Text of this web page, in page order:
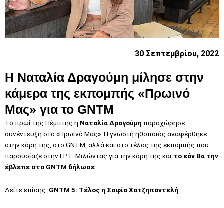
30 Σεπτεμβρίου, 2022
Η Ναταλία Δραγούμη μίλησε στην
κάμερα της εκπομπής «Πρωινό
Μας» για το GNTM
Το πρωί της Πέμπτης η Ναταλία Δραγούμη παραχώρησε
συνέντευξη στο «Πρωινό Μας». Η γνωστή ηθοποιός αναφέρθηκε
στην κόρη της, στο GNTM, αλλά και στο τέλος της εκπομπής που
παρουσίαζε στην ΕΡΤ. Μιλώντας για την κόρη της και το εάν θα την
έβλεπε στο GNTM δήλωσε:
Δείτε επίσης: GNTM 5: Τέλος η Σοφία Χατζηπαντελή